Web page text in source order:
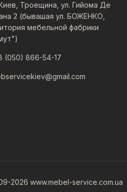
Троещина, ул. Гийома Де
2 (бывашая ул. БОЖЕНКО,
мебельной фабрики
(050) 866-54-17
2026 www.mebel-service.com.ua